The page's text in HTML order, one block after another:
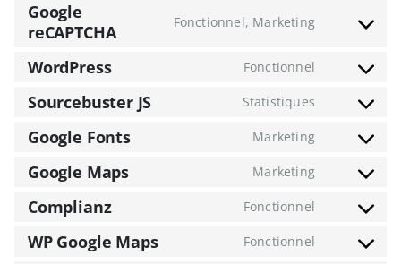
service
Google
reCAPTCHA
Fonctionnel, Marketing
Consent
service
recaptcha
WordPress Fonctionnel
Consent
service
Sourcebuster JS Statistiques
Consent
service
Google Fonts Marketing
Consent
service
Google Maps Marketing
Consent
service
Complianz Fonctionnel
Consent
service
WP Google Maps Fonctionnel
Consent